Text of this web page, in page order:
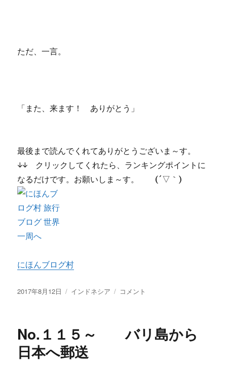
ただ、一言。
「また、来ます！ ありがとう」
最後まで読んでくれてありがとうございま～す。
↓↓ クリックしてくれたら、ランキングポイントに
なるだけです。お願いしま～す。 (´▽｀)
にほんブログ村
投
2017年8月12日
カ
ー
インドネシア
No.
～
コメント
No.１１５～ バリ島から
日本へ郵送